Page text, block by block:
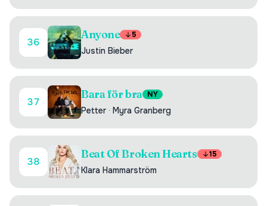
36
Anyone 5
Justin Bieber
37
Bara för bra NY
Petter · Myra Granberg
38
Beat Of Broken Hearts 15
Klara Hammarström